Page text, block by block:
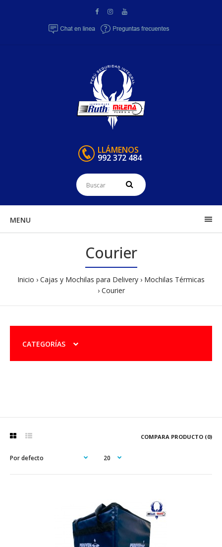
LLÁMENOS
992 372 484
MENU
Courier
Inicio Cajas y Mochilas para Delivery
Mochilas Térmicas
Courier
CATEGORÍAS
COMPARA PRODUCTO (0)